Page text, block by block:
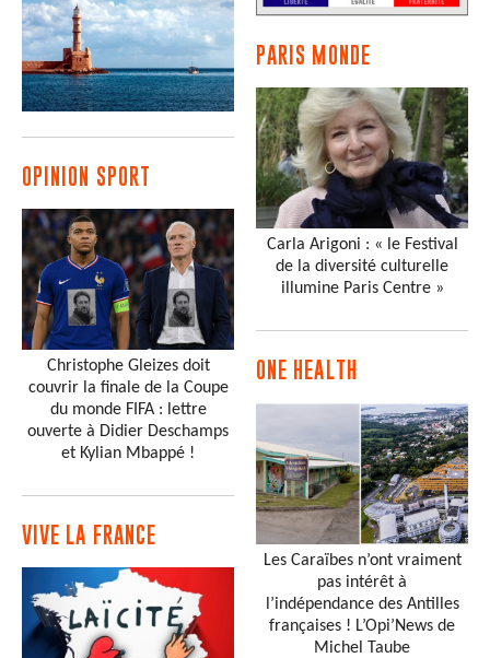
OPINION SPORT
Christophe Gleizes doit
couvrir la finale de la Coupe
du monde FIFA : lettre
ouverte à Didier Deschamps
et Kylian Mbappé !
VIVE LA FRANCE
PARIS MONDE
Carla Arigoni : « le Festival
de la diversité culturelle
illumine Paris Centre »
ONE HEALTH
Les Caraïbes n’ont vraiment
pas intérêt à
l’indépendance des Antilles
françaises ! L’Opi’News de
Michel Taube